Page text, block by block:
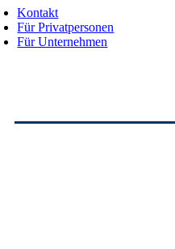
Kontakt
Für Privatpersonen
Für Unternehmen